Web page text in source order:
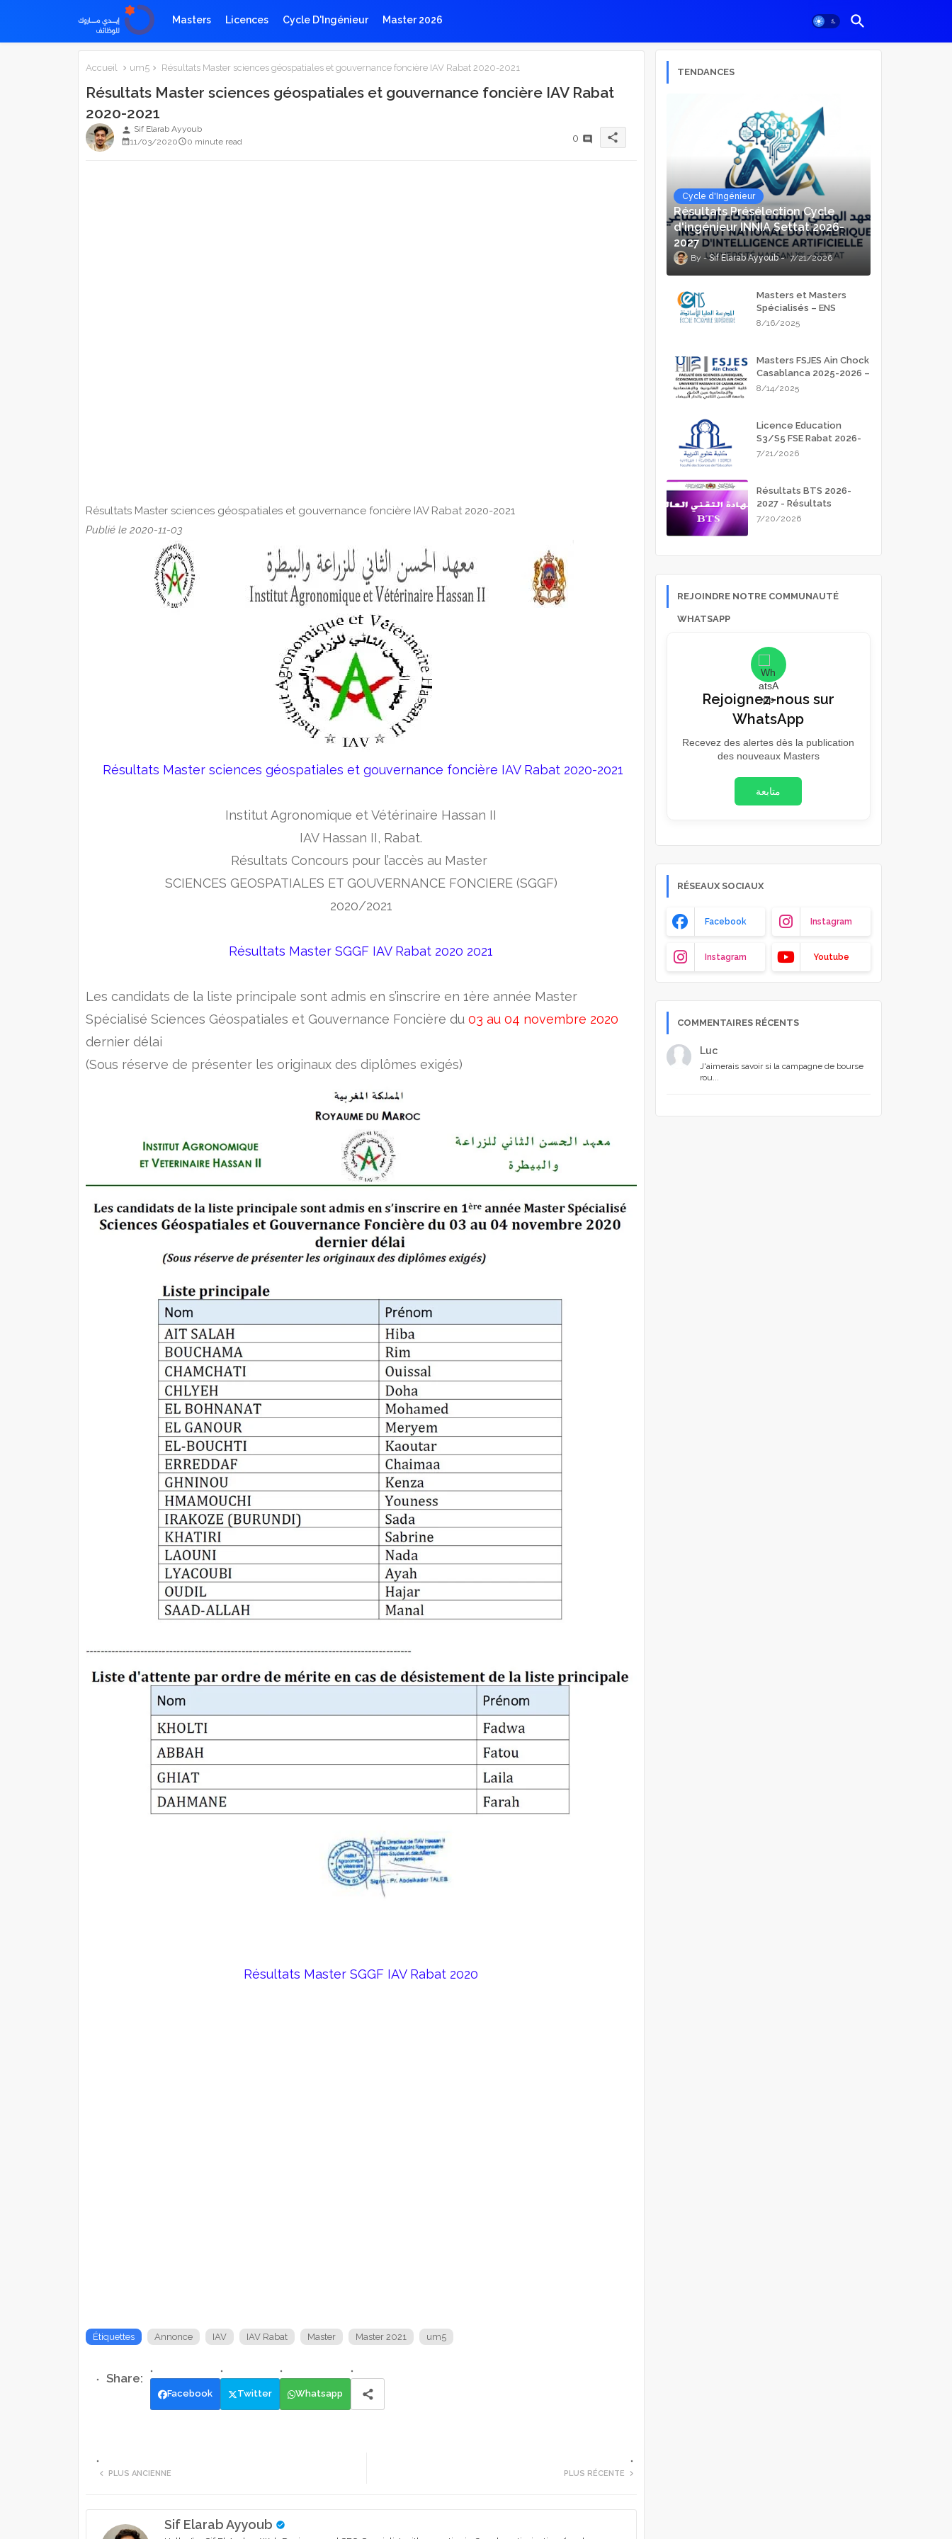
Masters Licences Cycle D'Ingénieur Master 2026
Accueil um5 Résultats Master sciences géospatiales et gouvernance foncière IAV Rabat 2020-2021
Résultats Master sciences géospatiales et gouvernance foncière IAV Rabat
2020-2021
person Sif Elarab Ayyoub
11/03/2020
0 minute read 0 share
Résultats Master sciences géospatiales et gouvernance foncière IAV Rabat 2020-2021
Publié le 2020-11-03
Résultats Master sciences géospatiales et gouvernance foncière IAV Rabat 2020-2021
Institut Agronomique et Vétérinaire Hassan II
IAV Hassan II, Rabat.
Résultats Concours pour l’accès au Master
SCIENCES GEOSPATIALES ET GOUVERNANCE FONCIERE (SGGF)
2020/2021
Résultats Master SGGF IAV Rabat 2020 2021
Les candidats de la liste principale sont admis en s’inscrire en 1ère année Master
Spécialisé Sciences Géospatiales et Gouvernance Foncière du 03 au 04 novembre 2020
dernier délai
(Sous réserve de présenter les originaux des diplômes exigés)
Résultats Master SGGF IAV Rabat 2020
Étiquettes Annonce IAV IAV Rabat Master Master 2021 um5
Facebook Twitter Whatsapp
PLUS RÉCENTE
PLUS ANCIENNE
Sif Elarab Ayyoub
TENDANCES
Cycle d'Ingénieur
Résultats Présélection Cycle
d'ingénieur INNIA Settat 2026-
2027
Sif Elarab Ayyoub 7/21/2026
Masters et Masters
Spécialisés – ENS
Meknès 2025-2026
8/16/2025
Masters FSJES Ain Chock
Casablanca 2025-2026 –
Guide Complet des
8/14/2025
Licence Education
S3/S5 FSE Rabat 2026-
2027
7/21/2026
Résultats BTS 2026-
2027 - Résultats
d'admission
7/20/2026
REJOINDRE NOTRE COMMUNAUTÉ
WHATSAPP
Rejoignez-nous sur
WhatsApp
Recevez des alertes dès la publication
des nouveaux Masters
متابعة
RÉSEAUX SOCIAUX
Facebook Instagram
Instagram Youtube
COMMENTAIRES RÉCENTS
Luc
J'aimerais savoir si la campagne de bourse
rou...